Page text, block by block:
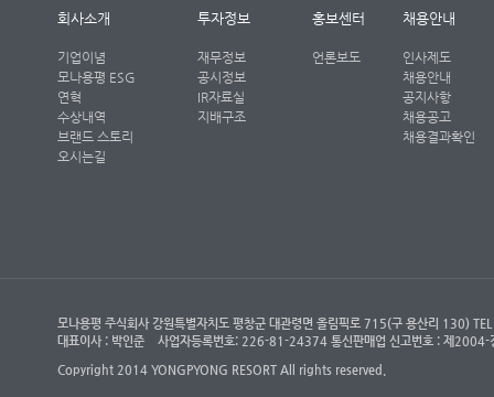
회사소개
기업이념
모나용평 ESG
연혁
수상내역
브랜드 스토리
오시는길
투자정보
재무정보
공시정보
IR자료실
지배구조
홍보센터
언론보도
채용안내
인사제도
채용안내
공지사항
채용공고
채용결과확인
모나용평 주식회사 강원특별자치도 평창군 대관령면 올림픽로 715(구 용산리
대표이사 : 박인준
사업자등록번호: 226-81-24374 통신판매업 신고번호 : 제2004-
Copyright 2014 YONGPYONG RESORT All rights reserved.